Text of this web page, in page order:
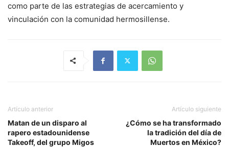
como parte de las estrategias de acercamiento y
vinculación con la comunidad hermosillense.
Artículo anterior
Matan de un disparo al
rapero estadounidense
Takeoff, del grupo Migos
Artículo siguiente
¿Cómo se ha transformado
la tradición del día de
Muertos en México?